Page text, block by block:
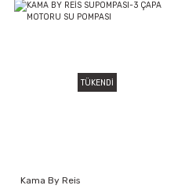
TÜKENDİ
Kama By Reis